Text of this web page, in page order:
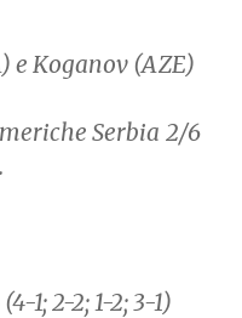
e Koganov (AZE)
Serbia 2/6
1; 2-2; 1-2; 3-1)